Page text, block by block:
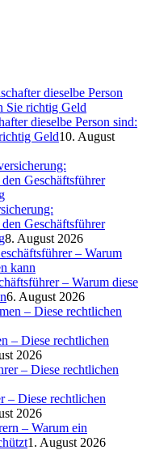
dieselbe Person sind:
Geld10. August
Geschäftsführer
8. August 2026
– Warum diese
6. August 2026
– Diese rechtlichen
2026
– Diese rechtlichen
2026
– Warum ein
1. August 2026